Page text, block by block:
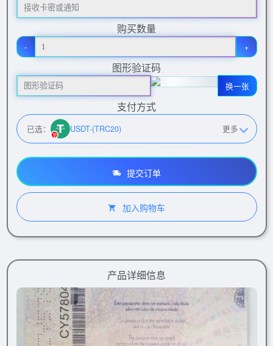
购买数量
- +
图形验证码
换一张
支付方式
已选： USDT-(TRC20) 更多
提交订单
加入购物车
产品详细信息